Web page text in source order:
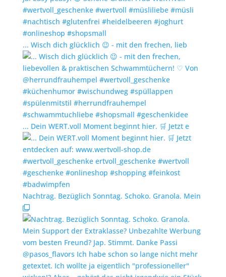
... Wisch dich glücklich 😉 - mit den frechen, lieb
... Dein WERT.voll Moment beginnt hier. 🛒 Jetzt e
Nachtrag. Bezüglich Sonntag. Schoko. Granola. Mein